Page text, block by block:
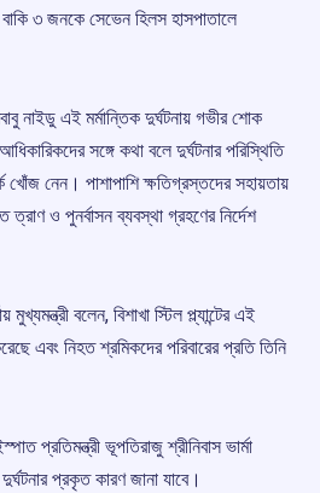
৩ জনকে সেভেন হিলস হাসপাতালে
নাইডু এই মর্মান্তিক দুর্ঘটনায় গভীর শোক
সঙ্গে কথা বলে দুর্ঘটনার পরিস্থিতি
নেন। পাশাপাশি ক্ষতিগ্রস্তদের সহায়তায়
ও পুনর্বাসন ব্যবস্থা গ্রহণের নির্দেশ
বলেন, বিশাখা স্টিল প্ল্যান্টের এই
এবং নিহত শ্রমিকদের পরিবারের প্রতি তিনি
প্রতিমন্ত্রী ভূপতিরাজু শ্রীনিবাস ভার্মা
প্রকৃত কারণ জানা যাবে।